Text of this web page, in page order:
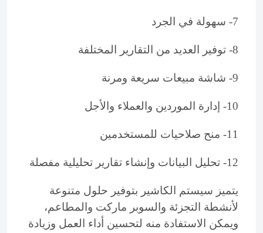
7- سهولة في الجرد
8- توفير العديد من التقارير المختلفة
9- شاشة مبيعات سريعة ومرنة
10- إدارة الموردين والعملاء والأجل
11- منح صلاحيات للمستخدمين
12- تحليل البيانات وإنشاء تقارير تحليلية مفصلة
يتميز سيستم الكاشير بتوفير حلول متنوعة
لأنشطة التجزئة والسوبر ماركت والمطاعم،
ويمكن الاستفادة منه لتحسين أداء العمل وزيادة